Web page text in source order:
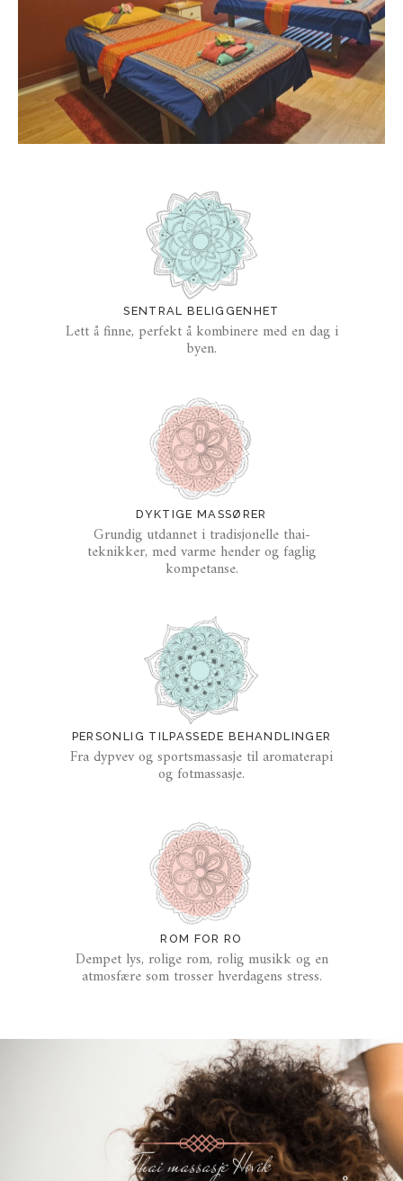
SENTRAL BELIGGENHET
Lett å finne, perfekt å kombinere med en dag i
byen.
DYKTIGE MASSØRER
Grundig utdannet i tradisjonelle thai-
teknikker, med varme hender og faglig
kompetanse.
PERSONLIG TILPASSEDE BEHANDLINGER
Fra dypvev og sportsmassasje til aromaterapi
og fotmassasje.
ROM FOR RO
Dempet lys, rolige rom, rolig musikk og en
atmosfære som trosser hverdagens stress.
Thai massasje Høvik​